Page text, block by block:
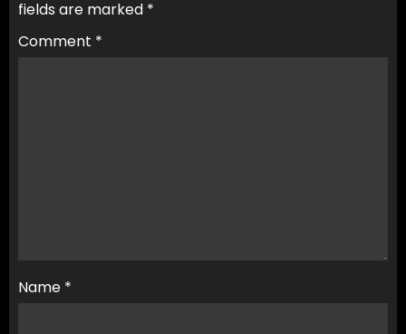
fields are marked *
Comment *
Name *